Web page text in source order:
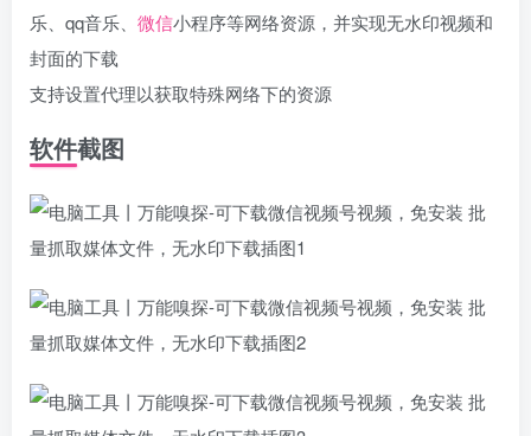
乐、qq音乐、 微信小程序等网络资源，并实现无水印视频和
封面的下载
支持设置代理以获取特殊网络下的资源
软件截图